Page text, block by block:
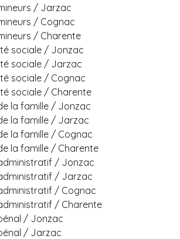
/ Jarzac
/ Cognac
/ Charente
sociale / Jonzac
sociale / Jarzac
sociale / Cognac
sociale / Charente
la famille / Jonzac
la famille / Jarzac
la famille / Cognac
la famille / Charente
/ Jonzac
/ Jarzac
/ Cognac
/ Charente
/ Jonzac
/ Jarzac